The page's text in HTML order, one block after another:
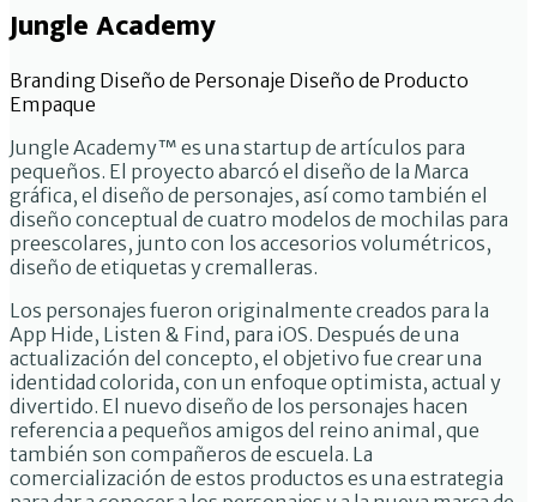
Jungle Academy
Branding Diseño de Personaje Diseño de Producto
Empaque
Jungle Academy™ es una startup de artículos para
pequeños. El proyecto abarcó el diseño de la Marca
gráfica, el diseño de personajes, así como también el
diseño conceptual de cuatro modelos de mochilas para
preescolares, junto con los accesorios volumétricos,
diseño de etiquetas y cremalleras.
Los personajes fueron originalmente creados para la
App Hide, Listen & Find, para iOS. Después de una
actualización del concepto, el objetivo fue crear una
identidad colorida, con un enfoque optimista, actual y
divertido. El nuevo diseño de los personajes hacen
referencia a pequeños amigos del reino animal, que
también son compañeros de escuela. La
comercialización de estos productos es una estrategia